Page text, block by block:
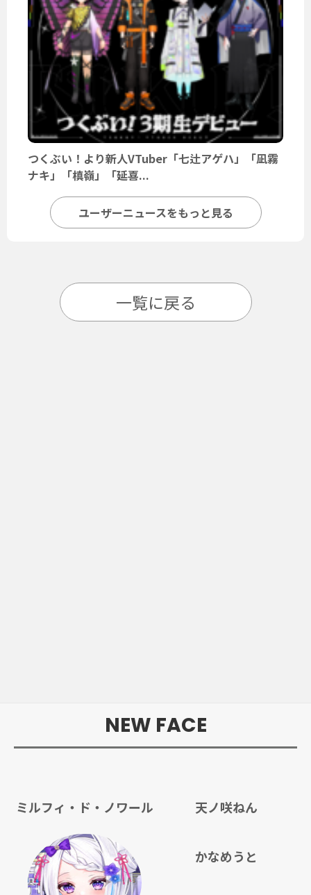
つくぶい！より新人VTuber「七辻アゲハ」「凪霧
ナキ」「槙嶺」「延喜...
ユーザーニュースをもっと見る
一覧に戻る
NEW FACE
ミルフィ・ド・ノワール 天ノ咲ねん
かなめうと